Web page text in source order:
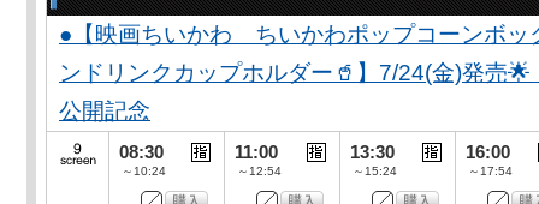
●【映画ちいかわ ちいかわポップコーンボ
ンドリンクカップホルダー🥤】7/24(金)発売
公開記念
08:30
～10:24
11:00
～12:54
13:30
～15:24
16:00
～17:54